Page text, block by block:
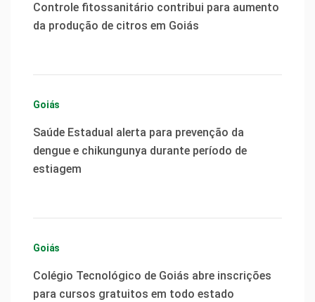
Controle fitossanitário contribui para aumento
da produção de citros em Goiás
Goiás
Saúde Estadual alerta para prevenção da
dengue e chikungunya durante período de
estiagem
Goiás
Colégio Tecnológico de Goiás abre inscrições
para cursos gratuitos em todo estado